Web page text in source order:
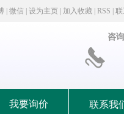
微信 设为主页 加入收藏 RSS 联
咨
我要询价 联系我